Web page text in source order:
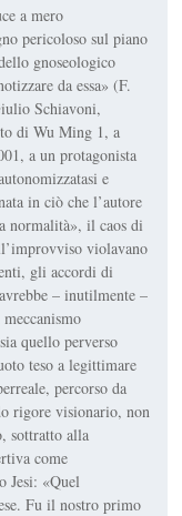
a mero
pericoloso sul piano
gnoseologico
da essa» (F.
Schiavoni,
di Wu Ming 1, a
a un protagonista
e
in ciò che l’autore
normalità», il caos di
violavano
gli accordi di
– inutilmente –
quello perverso
teso a legittimare
percorso da
rigore visionario, non
sottratto alla
come
Jesi: «Quel
Fu il nostro primo